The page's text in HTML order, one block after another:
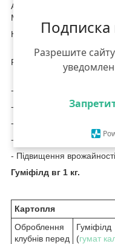
Разрешите
Амінокислоти -10-12%
Мікроелементи
Калій (K2O) -10-12%
РН 9-10,5
- Підвищує сухостійкість
- Зменшує дій
- Підвищує вміст білка на
- Підвищує вміст
- Підвищення
Гуміфілд вг 1 кг.
Картопля
Оброблення
клубнів перед
Гуміфілд
(гумат